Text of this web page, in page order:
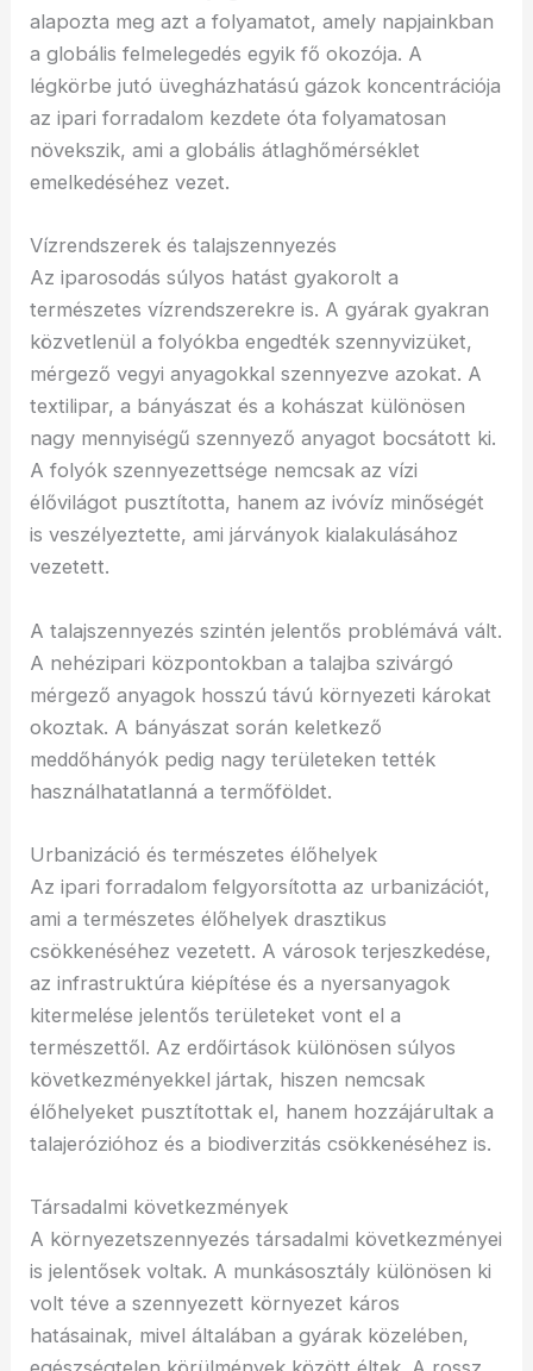
alapozta meg azt a folyamatot, amely napjainkban
a globális felmelegedés egyik fő okozója. A
légkörbe jutó üvegházhatású gázok koncentrációja
az ipari forradalom kezdete óta folyamatosan
növekszik, ami a globális átlaghőmérséklet
emelkedéséhez vezet.
Vízrendszerek és talajszennyezés
Az iparosodás súlyos hatást gyakorolt a
természetes vízrendszerekre is. A gyárak gyakran
közvetlenül a folyókba engedték szennyvizüket,
mérgező vegyi anyagokkal szennyezve azokat. A
textilipar, a bányászat és a kohászat különösen
nagy mennyiségű szennyező anyagot bocsátott ki.
A folyók szennyezettsége nemcsak az vízi
élővilágot pusztította, hanem az ivóvíz minőségét
is veszélyeztette, ami járványok kialakulásához
vezetett.
A talajszennyezés szintén jelentős problémává vált.
A nehézipari központokban a talajba szivárgó
mérgező anyagok hosszú távú környezeti károkat
okoztak. A bányászat során keletkező
meddőhányók pedig nagy területeken tették
használhatatlanná a termőföldet.
Urbanizáció és természetes élőhelyek
Az ipari forradalom felgyorsította az urbanizációt,
ami a természetes élőhelyek drasztikus
csökkenéséhez vezetett. A városok terjeszkedése,
az infrastruktúra kiépítése és a nyersanyagok
kitermelése jelentős területeket vont el a
természettől. Az erdőirtások különösen súlyos
következményekkel jártak, hiszen nemcsak
élőhelyeket pusztítottak el, hanem hozzájárultak a
talajerózióhoz és a biodiverzitás csökkenéséhez is.
Társadalmi következmények
A környezetszennyezés társadalmi következményei
is jelentősek voltak. A munkásosztály különösen ki
volt téve a szennyezett környezet káros
hatásainak, mivel általában a gyárak közelében,